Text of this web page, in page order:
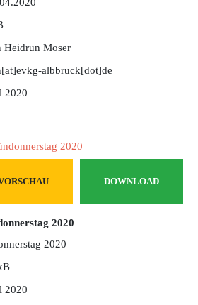
Heidrun Moser
albbruck[dot]de
2020
2020
DOWNLOAD
2020
2020
2020